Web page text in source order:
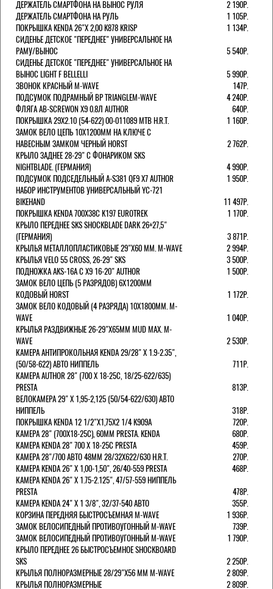
ДЕРЖАТЕЛЬ СМАРТФОНА НА ВЫНОС РУЛЯ
2 190Р.
ДЕРЖАТЕЛЬ СМАРТФОНА НА РУЛЬ
1 105Р.
ПОКРЫШКА KENDA 26"Х 2,00 K878 KRISP
1 134Р.
СИДЕНЬЕ ДЕТСКОЕ "ПЕРЕДНЕЕ" УНИВЕРСАЛЬНОЕ НА
РАМУ/ВЫНОС
5 540Р.
СИДЕНЬЕ ДЕТСКОЕ "ПЕРЕДНЕЕ" УНИВЕРСАЛЬНОЕ НА
ВЫНОС LIGHT F BELLELLI
5 990Р.
ЗВОНОК КРАСНЫЙ M-WAVE
147Р.
ПОДСУМОК ПОДРАМНЫЙ BP TRIANGLEM-WAVE
4 240Р.
ФЛЯГА AB-SCREWON X9 0.8Л AUTHOR
640Р.
ПОКРЫШКА 29X2.10 (54-622) 00-011089 MTB H.R.T.
1 160Р.
ЗАМОК ВЕЛО ЦЕПЬ 10Х1200ММ НА КЛЮЧЕ С
НАВЕСНЫМ ЗАМКОМ ЧЕРНЫЙ HORST
2 762Р.
КРЫЛО ЗАДНЕЕ 28-29" С ФОНАРИКОМ SKS
NIGHTBLADE. (ГЕРМАНИЯ)
4 990Р.
ПОДСУМОК ПОДСЕДЕЛЬНЫЙ A-S381 QF9 X7 AUTHOR
1 950Р.
НАБОР ИНСТРУМЕНТОВ УНИВЕРСАЛЬНЫЙ YC-721
BIKEHAND
11 497Р.
ПОКРЫШКА KENDA 700Х38С K197 EUROTREK
1 170Р.
КРЫЛО ПЕРЕДНЕЕ SKS SHOCKBLADE DARK 26+27,5"
(ГЕРМАНИЯ)
3 871Р.
КРЫЛЬЯ МЕТАЛЛОПЛАСТИКОВЫЕ 29"Х60 ММ. M-WAVE
2 994Р.
КРЫЛЬЯ VELO 55 CROSS, 26-29" SKS
3 500Р.
ПОДНОЖКА AKS-16A C X9 16-20" AUTHOR
1 500Р.
ЗАМОК ВЕЛО ЦЕПЬ (5 РАЗРЯДОВ) 6Х1200ММ
КОДОВЫЙ HORST
1 172Р.
ЗАМОК ВЕЛО КОДОВЫЙ (4 РАЗРЯДА) 10Х1800ММ. M-
WAVE
1 040Р.
КРЫЛЬЯ РАЗДВИЖНЫЕ 26-29"Х65ММ MUD MAX. M-
WAVE
2 530Р.
КАМЕРА АНТИПРОКОЛЬНАЯ KENDA 29/28" Х 1.9-2.35",
(50/58-622) АВТО НИППЕЛЬ
711Р.
КАМЕРА AUTHOR 28" (700 Х 18-25С, 18/25-622/635)
PRESTA
813Р.
ВЕЛОКАМЕРА 29" X 1,95-2,125 (50/54-622/630) АВТО
НИППЕЛЬ
318Р.
ПОКРЫШКА KENDA 12 1/2"Х1,75X2 1/4 K909A
720Р.
КАМЕРА 28" (700Х18-25С), 60ММ PRESTA. KENDA
680Р.
КАМЕРА KENDA 28" 700 Х 18-25С PRESTA
459Р.
КАМЕРА 28"/700 АВТО 48ММ 28/32Х622/630 H.R.T.
270Р.
КАМЕРА KENDA 26" Х 1,00-1,50", 26/40-559 PRESTA
468Р.
КАМЕРА KENDA 26" Х 1.75-2.125", 47/57-559 НИППЕЛЬ
PRESTA
478Р.
КАМЕРА KENDA 24" Х 1 3/8", 32/37-540 АВТО
355Р.
КОРЗИНА ПЕРЕДНЯЯ БЫСТРОСЪЕМНАЯ M-WAVE
1 936Р.
ЗАМОК ВЕЛОСИПЕДНЫЙ ПРОТИВОУГОННЫЙ M-WAVE
739Р.
ЗАМОК ВЕЛОСИПЕДНЫЙ ПРОТИВОУГОННЫЙ M-WAVE
1 790Р.
КРЫЛО ПЕРЕДНЕЕ 26 БЫСТРОСЪЕМНОЕ SHOCKBOARD
SKS
2 250Р.
КРЫЛЬЯ ПОЛНОРАЗМЕРНЫЕ 28/29"Х56 ММ M-WAVE
2 809Р.
КРЫЛЬЯ ПОЛНОРАЗМЕРНЫЕ
2 809Р.